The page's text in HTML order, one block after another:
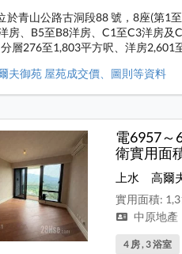
於青山公路古洞段88 號，8座(第1
房、B5至B8洋房、C1至C3洋房
層276至1,803平方呎、洋房2,601
夫御苑 屋苑成交價、圖則等資料
電6957～
衛實用面
上水 高爾
實用面積:
中原地產
4 房 , 3 浴室